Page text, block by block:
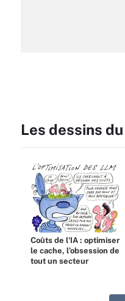
Les dessins
Coûts de l'IA : optimiser
le cache, l’obsession de
tout un secteur